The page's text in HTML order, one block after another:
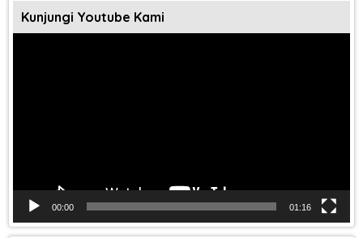
Kunjungi Youtube Kami
00:00 01:16